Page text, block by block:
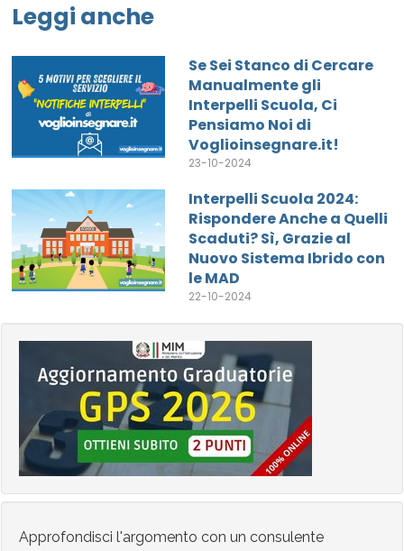
Leggi anche
Se Sei Stanco di Cercare
Manualmente gli
Interpelli Scuola, Ci
Pensiamo Noi di
Voglioinsegnare.it!
23-10-2024
Interpelli Scuola 2024:
Rispondere Anche a Quelli
Scaduti? Sì, Grazie al
Nuovo Sistema Ibrido con
le MAD
22-10-2024
Approfondisci l'argomento con un consulente